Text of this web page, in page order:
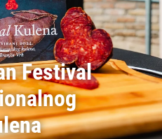
Festival